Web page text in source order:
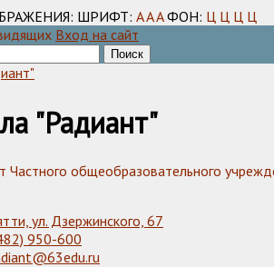
ШРИФТ: AAA ФОН: Ц Ц Ц Ц
Вход на сайт
"Радиант"
Частного общеобразовательного
ул. Дзержинского, 67
950-600